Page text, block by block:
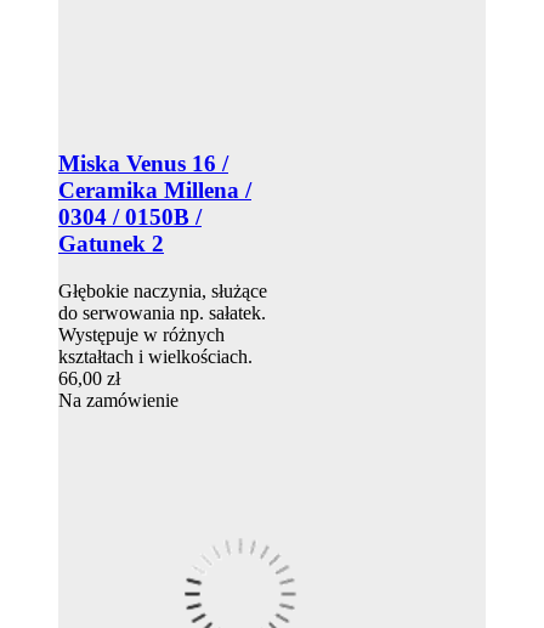
Miska Venus 16 /
Ceramika Millena /
0304 / 0150B /
Gatunek 2
Głębokie naczynia, służące
do serwowania np. sałatek.
Występuje w różnych
kształtach i wielkościach.
66,00 zł
Na zamówienie